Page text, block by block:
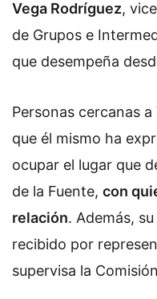
Vega Rodríguez,
de Grupos e
que desempeña
Personas cercanas
que él mismo ha
ocupar el lugar que
de la Fuente, con
relación. Además,
recibido por
supervisa la